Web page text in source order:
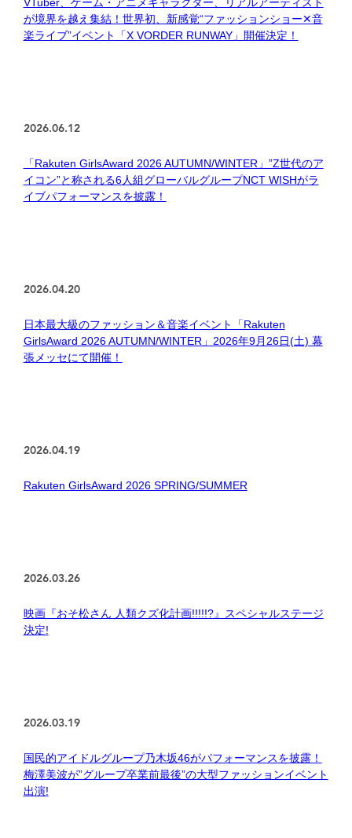
が境界を越え集結！世界初、新感覚“ファッションショー✕音
楽ライブ”イベント「X VORDER RUNWAY」開催決定！
2026.06.12
「Rakuten GirlsAward 2026 AUTUMN/WINTER」”Z世代のア
イコン”と称される6人組グローバルグループNCT WISHがラ
イブパフォーマンスを披露！
2026.04.20
日本最大級のファッション＆音楽イベント「Rakuten
GirlsAward 2026 AUTUMN/WINTER」2026年9月26日(土) 幕
張メッセにて開催！
2026.04.19
Rakuten GirlsAward 2026 SPRING/SUMMER
2026.03.26
映画『おそ松さん 人類クズ化計画!!!!!?』スペシャルステージ
決定!
2026.03.19
国民的アイドルグループ乃木坂46がパフォーマンスを披露！
梅澤美波が”グループ卒業前最後”の大型ファッションイベント
出演!